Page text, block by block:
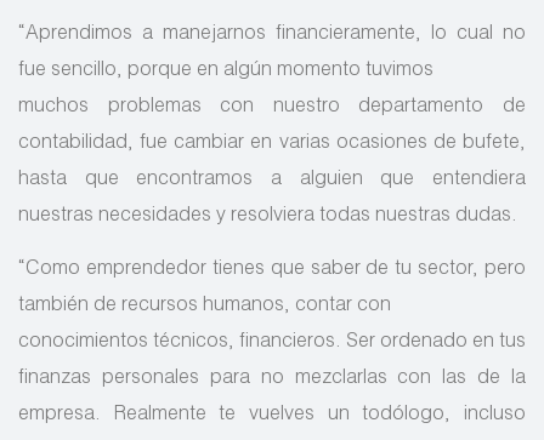
“Aprendimos a manejarnos financieramente, lo cual no
fue sencillo, porque en algún momento tuvimos
muchos problemas con nuestro departamento de
contabilidad, fue cambiar en varias ocasiones de bufete,
hasta que encontramos a alguien que entendiera
nuestras necesidades y resolviera todas nuestras dudas.
“Como emprendedor tienes que saber de tu sector, pero
también de recursos humanos, contar con
conocimientos técnicos, financieros. Ser ordenado en tus
finanzas personales para no mezclarlas con las de la
empresa. Realmente te vuelves un todólogo, incluso